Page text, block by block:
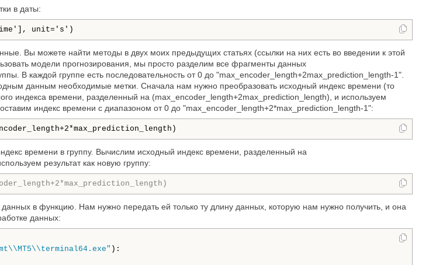
в даты:
unit='s')
Вы можете найти методы в двух моих предыдущих статьях (ссылки на них есть во введении к этой
модели прогнозирования, мы просто разделим все фрагменты данных
В каждой группе есть последовательность от 0 до "max_encoder_length+2max_prediction_length-1".
данным необходимые метки. Сначала нам нужно преобразовать исходный индекс времени (то
индекса времени, разделенный на (max_encoder_length+2max_prediction_length), и используем
индекс времени с диапазоном от 0 до "max_encoder_length+2*max_prediction_length-1":
времени в группу. Вычислим исходный индекс времени, разделенный на
результат как новую группу:
в функцию. Нам нужно передать ей только ту длину данных, которую нам нужно получить, и она
данных:
):